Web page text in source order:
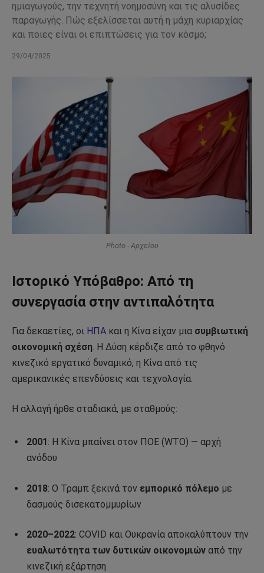
ημιαγωγούς, την τεχνητή νοημοσύνη και τις αλυσίδες
παραγωγής. Πώς εξελίσσεται αυτή η μάχη κυριαρχίας
και ποιες είναι οι επιπτώσεις για τον κόσμο;
29/04/2025
Photo - Αρχείου
Ιστορικό Υπόβαθρο: Από τη
συνεργασία στην αντιπαλότητα
Για δεκαετίες, οι ΗΠΑ και η Κίνα είχαν μια συμβιωτική
οικονομική σχέση. Η Δύση κέρδιζε από το φθηνό
κινεζικό εργατικό δυναμικό, η Κίνα από τις
αμερικανικές επενδύσεις και τεχνολογία.
Η αλλαγή ήρθε σταδιακά, με σταθμούς:
2001: Η Κίνα μπαίνει στον ΠΟΕ (WTO) — αρχή
ανόδου
2018: Ο Τραμπ ξεκινά τον εμπορικό πόλεμο με
δασμούς δισεκατομμυρίων
2020–2022: COVID και Ουκρανία αποκαλύπτουν την
ευαλωτότητα των δυτικών οικονομιών από την
κινεζική εξάρτηση